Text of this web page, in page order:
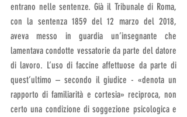
entrano nelle sentenze. Già il Tribunale di Roma,
con la sentenza 1859 del 12 marzo del 2018,
aveva messo in guardia un’insegnante che
lamentava condotte vessatorie da parte del datore
di lavoro. L’uso di faccine affettuose da parte di
quest’ultimo – secondo il giudice - «denota un
rapporto di familiarità e cortesia» reciproca, non
certo una condizione di soggezione psicologica e